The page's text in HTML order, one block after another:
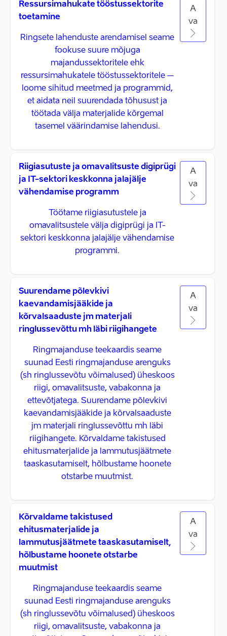
Ressursimahukate tööstussektorite
toetamine
Ringsete lahenduste arendamisel seame
fookuse suure mõjuga
majandussektoritele ehk
ressursimahukatele tööstussektoritele –
loome sihitud meetmed ja programmid,
et aidata neil suurendada tõhusust ja
töötada välja materjalide kõrgemal
tasemel väärindamise lahendusi.
A
va
Riigiasutuste ja omavalitsuste digiprügi
ja IT-sektori keskkonna jalajälje
vähendamise programm
Töötame riigiasutustele ja
omavalitsustele välja digiprügi ja IT-
sektori keskkonna jalajälje vähendamise
programmi.
A
va
Suurendame põlevkivi
kaevandamisjääkide ja
kõrvalsaaduste jm materjali
ringlussevõttu mh läbi riigihangete
Ringmajanduse teekaardis seame
suunad Eesti ringmajanduse arenguks
(sh ringlussevõtu võimalused) üheskoos
riigi, omavalitsuste, vabakonna ja
ettevõtjatega. Suurendame põlevkivi
kaevandamisjääkide ja kõrvalsaaduste
jm materjali ringlussevõttu mh läbi
riigihangete. Kõrvaldame takistused
ehitusmaterjalide ja lammutusjäätmete
taaskasutamiselt, hõlbustame hoonete
otstarbe muutmist.
A
va
Kõrvaldame takistused
ehitusmaterjalide ja
lammutusjäätmete taaskasutamiselt,
hõlbustame hoonete otstarbe
muutmist
Ringmajanduse teekaardis seame
suunad Eesti ringmajanduse arenguks
(sh ringlussevõtu võimalused) üheskoos
riigi, omavalitsuste, vabakonna ja
A
va